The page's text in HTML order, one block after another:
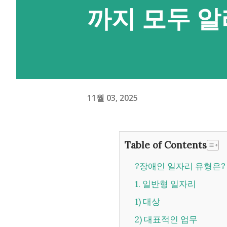
까지 모두
11월 03, 2025
Table of Contents
?장애인 일자리 유형은?
1. 일반형 일자리
1) 대상
2) 대표적인 업무